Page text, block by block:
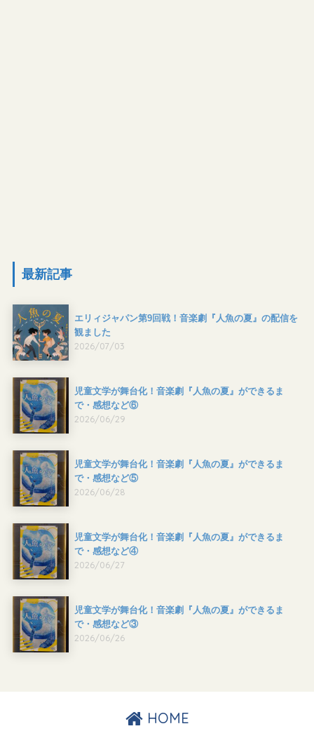
最新記事
エリィジャパン第9回戦！音楽劇『人魚の夏』の配信を
観ました
2026/07/03
児童文学が舞台化！音楽劇『人魚の夏』ができるま
で・感想など⑥
2026/06/29
児童文学が舞台化！音楽劇『人魚の夏』ができるま
で・感想など⑤
2026/06/28
児童文学が舞台化！音楽劇『人魚の夏』ができるま
で・感想など④
2026/06/27
児童文学が舞台化！音楽劇『人魚の夏』ができるま
で・感想など③
2026/06/26
HOME